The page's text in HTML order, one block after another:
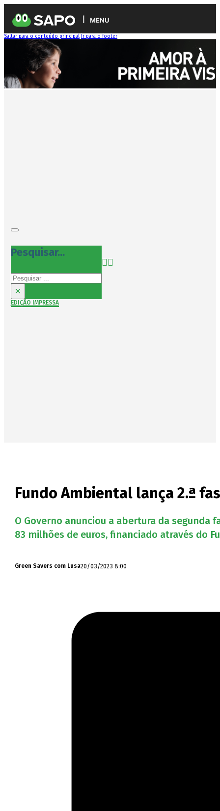
MENU
Saltar para o conteúdo principal Ir para o footer
Pesquisar...
Pesquisar
×
EDIÇÃO IMPRESSA
Fundo Ambiental lança 2.ª
O Governo anunciou a abertura da segunda
83 milhões de euros, financiado através do
Green Savers com Lusa20/03/2023 8:00